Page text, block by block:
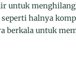
untuk
halnya
berkala untuk